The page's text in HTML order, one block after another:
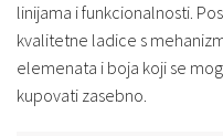
linijama i funkcionalnosti.
kvalitetne ladice s
elemenata i boja koji se
kupovati zasebno.